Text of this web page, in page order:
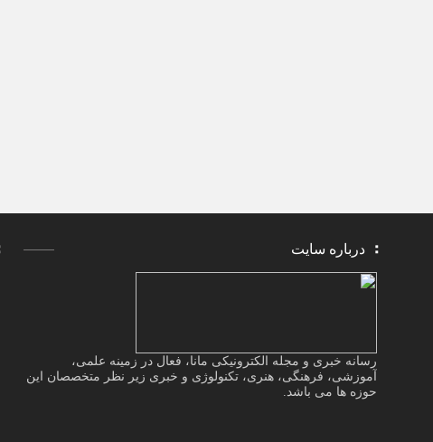
درباره سایت
رسانه خبری و مجله الکترونیکی مانا، فعال در زمینه علمی،
آموزشی، فرهنگی، هنری، تکنولوژی و خبری زیر نظر متخصصان این
حوزه ها می باشد.